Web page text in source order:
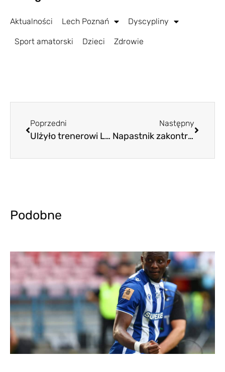
Aktualności Lech Poznań Dyscypliny
Sport amatorski Dzieci Zdrowie
Poprzedni
Ulżyło trenerowi Lecha, ulżyło kibicom. Dwa dobre transfery last minute
Następny
Napastnik zakontraktowany
Podobne